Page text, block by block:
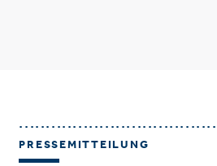
PRESSEMITTEILUNG